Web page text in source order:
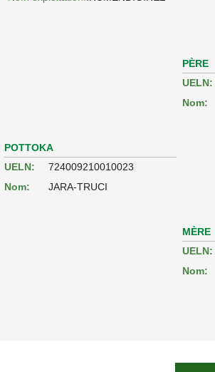
POTTOKA
UELN:
724009210010023
Nom:
JARA-TRUCI
PÈRE
UELN:
Nom:
MÈRE
UELN:
Nom: